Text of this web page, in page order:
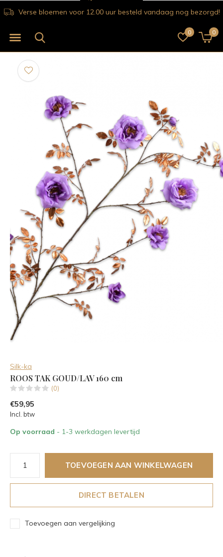
0 0
Verse bloemen voor 12.00 uur besteld vandaag nog bezorgd!
Silk-ka
ROOS TAK GOUD/LAV 160 cm
(0)
€59,95
Incl. btw
Op voorraad - 1-3 werkdagen levertijd
TOEVOEGEN AAN WINKELWAGEN
DIRECT BETALEN
Toevoegen aan vergelijking